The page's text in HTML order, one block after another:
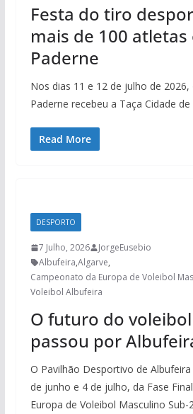
Festa do tiro
mais de 100 atletas
Paderne
Nos dias 11 e 12 de julho de
Paderne recebeu a Taça Cidade de
Read More
DESPORTO
7 Julho, 2026
JorgeEusebio
Albufeira,Algarve,
Campeonato da Europa de Voleibol
Voleibol Albufeira
O futuro do
passou por
O Pavilhão Desportivo de
de junho e 4 de julho, da Fase
Europa de Voleibol Masculino Sub-